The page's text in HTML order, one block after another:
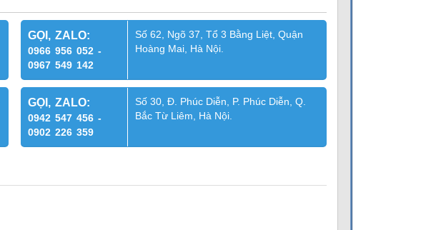
GỌI, ZALO:
0966 956 052 -
0967 549 142
Số 62, Ngõ 37, Tổ 3 Bằng Liệt, Quận
Hoàng Mai, Hà Nội.
GỌI, ZALO:
0942 547 456 -
0902 226 359
Số 30, Đ. Phúc Diễn, P. Phúc Diễn, Q.
Bắc Từ Liêm, Hà Nội.